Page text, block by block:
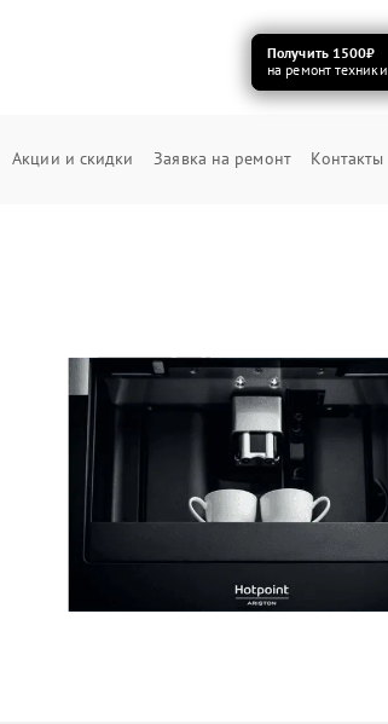
Получить 1500₽
на ремонт техники
Акции и скидки Заявка на ремонт Контакты